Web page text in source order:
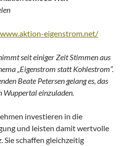
eigenstrom.net/
seit einiger Zeit Stimmen aus
„Eigenstrom statt Kohlestrom“.
Beate Petersen gelang es, das
Wuppertal einzuladen.
investieren in die
und leisten damit wertvolle
Sie schaffen gleichzeitig